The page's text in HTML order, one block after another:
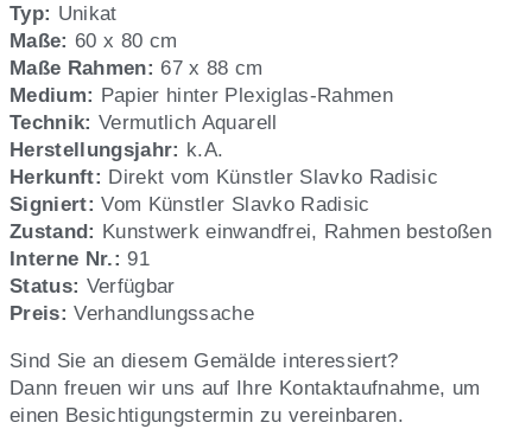
Typ: Unikat
Maße: 60 x 80 cm
Maße Rahmen: 67 x 88 cm
Medium: Papier hinter Plexiglas-Rahmen
Technik: Vermutlich Aquarell
Herstellungsjahr: k.A.
Herkunft: Direkt vom Künstler Slavko Radisic
Signiert: Vom Künstler Slavko Radisic
Zustand: Kunstwerk einwandfrei, Rahmen bestoßen
Interne Nr.: 91
Status: Verfügbar
Preis: Verhandlungssache
Sind Sie an diesem Gemälde interessiert?
Dann freuen wir uns auf Ihre Kontaktaufnahme, um
einen Besichtigungstermin zu vereinbaren.